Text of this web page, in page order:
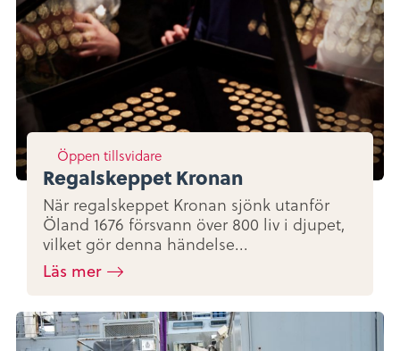
Öppen tillsvidare
Regalskeppet Kronan
När regalskeppet Kronan sjönk utanför
Öland 1676 försvann över 800 liv i djupet,
vilket gör denna händelse...
Läs mer